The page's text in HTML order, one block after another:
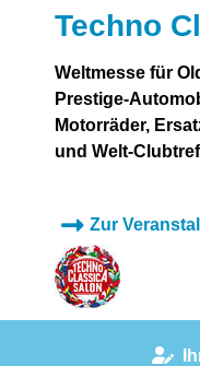
Techno
Weltmesse für
Prestige-
Motorräder,
und Welt-
Zur